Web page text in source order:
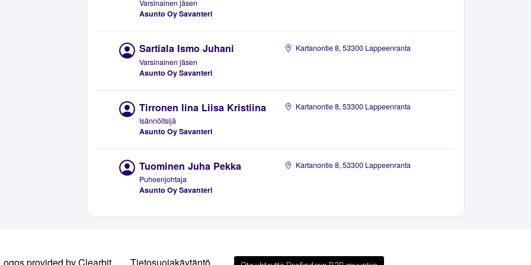
Varsinainen jäsen
Asunto Oy Savanteri
Sartiala Ismo Juhani
Varsinainen jäsen
Asunto Oy Savanteri
Kartanontie 8, 53300 Lappeenranta
Tirronen Iina Liisa Kristiina
Isännöitsijä
Asunto Oy Savanteri
Kartanontie 8, 53300 Lappeenranta
Tuominen Juha Pekka
Puheenjohtaja
Asunto Oy Savanteri
Kartanontie 8, 53300 Lappeenranta